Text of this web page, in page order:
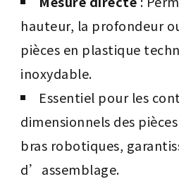
hauteur, la profondeur
pièces en plastique
inoxydable.
Essentiel pour les
dimensionnels des
bras robotiques,
d’assemblage.